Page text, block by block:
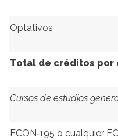
Optativos
Total de créditos por
Cursos de estudios
ECON‑195 o cualquier